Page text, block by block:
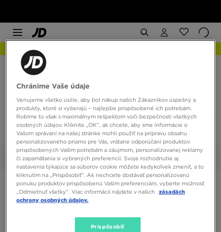
JD Sports Nike P-6000
Nike P-6000 veľkosť 32
2 produkty
Zoradiť:Odporúčané Filtrovať
Vybrané: 32 Vyčistiť
Chránime Vaše údaje
Venujeme všetko úsilie, aby bol nákup našich Zákazníkov úspešný a
produkty, ktoré si vyberajú – najlepšie prispôsobené ich potrebám.
Robíme to však s maximálnym rešpektom voči bezpečnosti všetkých
osobných údajov. Kliknite „OK”, ak chcete, aby sme informácie o
Vašom správaní na našej stránke mohli použiť na prípravu obsahu
personalizovaného priamo pre Vás, vrátane odporúčaní produktov
prispôsobených Vašim potrebám a záujmom, personalizovanej reklamy
či zapamätania si vybraných preferencií. Svoje rozhodnutie aj
nastavenia týkajúce sa súborov cookie môžete kedykoľvek zmeniť, a to
kliknutím na „Prispôsobiť”. Ak nechcete dostávať personalizovanú
ponuku produktov prispôsobenú Vašim preferenciám, vyberte možnosť
„Odmietnuť všetky”. Viac informácií nájdete v našich
zásadách
ochrany osobných údajov.
Prispôsobiť